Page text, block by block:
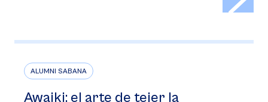
ALUMNI SABANA
Awaiki: el arte de tejer la